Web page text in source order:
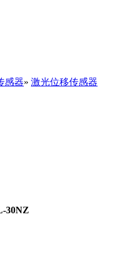
感器» 激光位移传感器
30NZ